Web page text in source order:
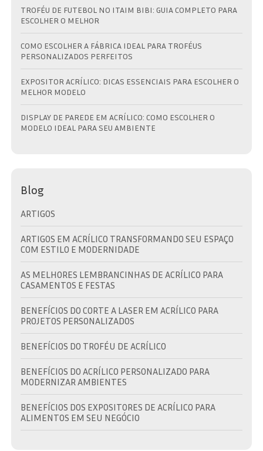
TROFÉU DE FUTEBOL NO ITAIM BIBI: GUIA COMPLETO PARA
ESCOLHER O MELHOR
COMO ESCOLHER A FÁBRICA IDEAL PARA TROFÉUS
PERSONALIZADOS PERFEITOS
EXPOSITOR ACRÍLICO: DICAS ESSENCIAIS PARA ESCOLHER O
MELHOR MODELO
DISPLAY DE PAREDE EM ACRÍLICO: COMO ESCOLHER O
MODELO IDEAL PARA SEU AMBIENTE
Blog
ARTIGOS
ARTIGOS EM ACRÍLICO TRANSFORMANDO SEU ESPAÇO
COM ESTILO E MODERNIDADE
AS MELHORES LEMBRANCINHAS DE ACRÍLICO PARA
CASAMENTOS E FESTAS
BENEFÍCIOS DO CORTE A LASER EM ACRÍLICO PARA
PROJETOS PERSONALIZADOS
BENEFÍCIOS DO TROFÉU DE ACRÍLICO
BENEFÍCIOS DO ACRÍLICO PERSONALIZADO PARA
MODERNIZAR AMBIENTES
BENEFÍCIOS DOS EXPOSITORES DE ACRÍLICO PARA
ALIMENTOS EM SEU NEGÓCIO